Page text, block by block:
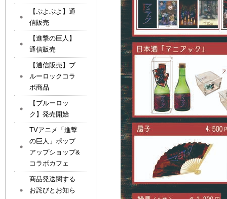
【ぷよぷよ】通
信販売
【進撃の巨人】
通信販売
【通信販売】ブ
ルーロックコラ
ボ商品
【ブルーロッ
ク】発売開始
TVアニメ「進撃
の巨人」ポップ
アップショップ&
コラボカフェ
商品発送関する
お詫びとお知ら